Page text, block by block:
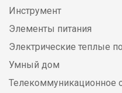
Инструмент
Элементы питания
Электрические теплые
Умный дом
Телекоммуникационное